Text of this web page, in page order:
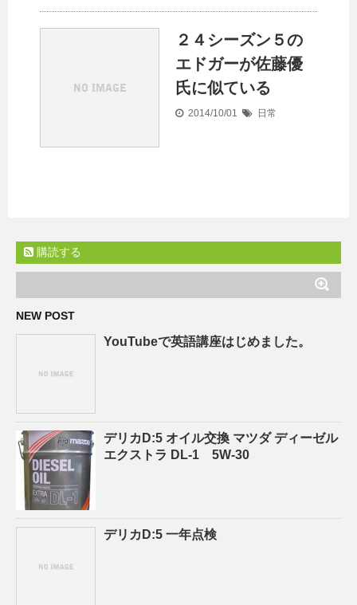
２４シーズン５の
エドガーが佐藤優
氏に似ている
2014/10/01 日常
購読する
NEW POST
YouTubeで英語講座はじめました。
デリカD:5 オイル交換 マツダ ディーゼル
エクストラ DL-1 5W-30
デリカD:5 一年点検